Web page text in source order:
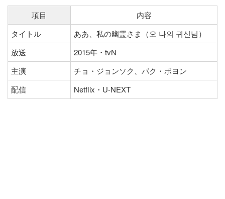
項目
内容
タイトル
ああ、私の幽霊さま（오 나의 귀신님）
放送
2015年・tvN
主演
チョ・ジョンソク、パク・ボヨン
配信
Netflix・U-NEXT